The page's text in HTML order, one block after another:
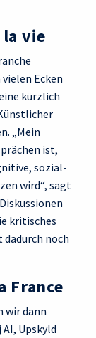
la vie
Ecken
kürzlich
„Mein
ist,
sozial-
wird“, sagt
kritisches
noch
France
wir dann
Upskyld